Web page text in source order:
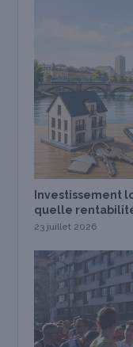
Investissement
quelle
23 juillet 2026